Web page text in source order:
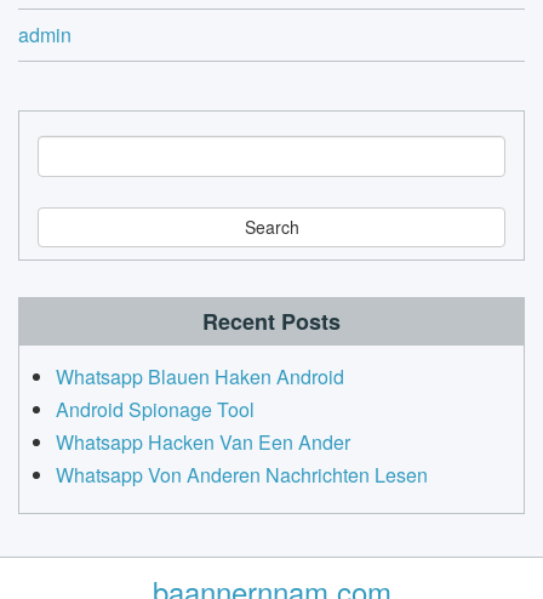
admin
e
a
r
c
Recent Posts
Whatsapp Blauen Haken Android
Android Spionage Tool
Whatsapp Hacken Van Een Ander
Whatsapp Von Anderen Nachrichten Lesen